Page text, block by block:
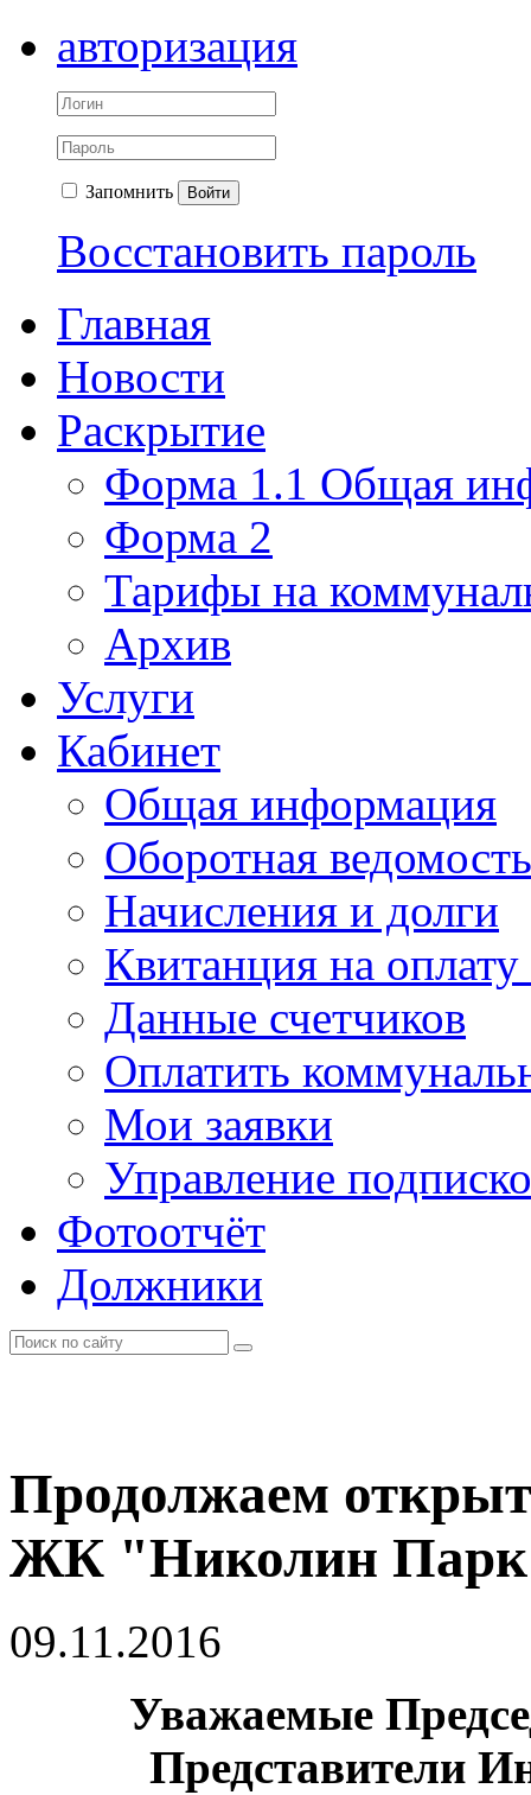
авторизация
Запомнить Войти
Восстановить пароль
Главная
Новости
Раскрытие
Форма 1.1 Общая
Форма 2
Тарифы на
Архив
Услуги
Кабинет
Общая информация
Оборотная ведомость
Начисления и долги
Квитанция на
Данные счетчиков
Оплатить
Мои заявки
Управление
Фотоотчёт
Должники
Продолжаем
ЖК "Николин
09.11.2016
Уважаемые
Представители